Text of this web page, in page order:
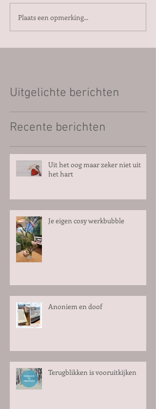
Plaats een opmerking...
Uitgelichte berichten
Recente berichten
Uit het oog maar zeker niet uit
het hart
Je eigen cosy werkbubble
Anoniem en doof
Terugblikken is vooruitkijken